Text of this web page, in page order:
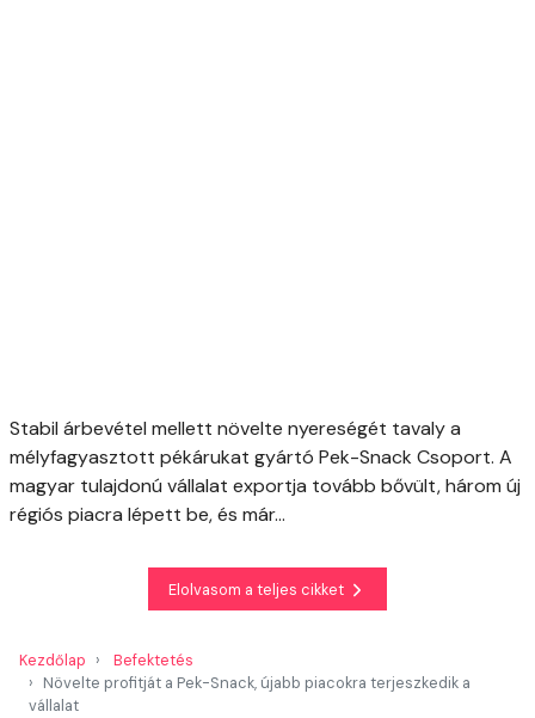
Stabil árbevétel mellett növelte nyereségét tavaly a
mélyfagyasztott pékárukat gyártó Pek-Snack Csoport. A
magyar tulajdonú vállalat exportja tovább bővült, három új
régiós piacra lépett be, és már...
Elolvasom a teljes cikket
Kezdőlap
Befektetés
Növelte profitját a Pek-Snack, újabb piacokra terjeszkedik a
vállalat